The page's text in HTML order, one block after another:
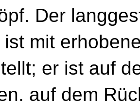
Der
ist mit
er ist auf
auf dem